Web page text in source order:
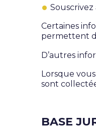
Certaines
permettent
D’autres
Lorsque
sont
BASE